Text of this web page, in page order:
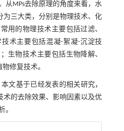
从MPs去除原理的角度来看，水
为三大类，分别是物理技术、化
用的物理技术主要包括过滤、
术主要包括混凝-絮凝-沉淀技
生物技术主要包括生物降解、
修复技术。
文基于已经发表的相关研究，
术的去除效果、影响因素以及优
。